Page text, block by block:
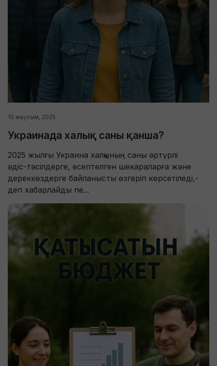
10 маусым, 2025
Украинада халық саны қанша?
2025 жылғы Украина халқының саны әртүрлі
әдіс‑тәсілдерге, есептелген шекараларға және
дереккөздерге байланысты өзгеріп көрсетіледі,-
деп хабарлайды ne...